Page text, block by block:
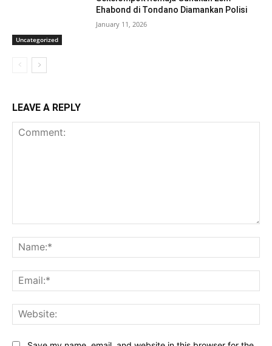
Uncategorized
Ehabond di Tondano Diamankan Polisi
January 11, 2026
LEAVE A REPLY